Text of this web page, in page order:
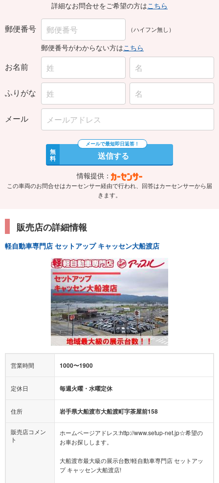
詳細なお問合せをご希望の方はこちら
郵便番号 （ハイフン無し）
郵便番号がわからない方はこちら
お名前
ふりがな
メール
無
料 送信する
情報提供：
この車両のお問合せはカーセンサー経由で行われ、回答はカーセンサーから届
きます。
販売店の詳細情報
軽自動車専門店 セットアップ キャッセン大船渡店
営業時間 1000〜1900
定休日 毎週火曜・水曜定休
住所 岩手県大船渡市大船渡町字茶屋前158
販売店コメン
ト
ホームページアドレス:http://www.setup-net.jp☆希望の
お車お探しします。
大船渡市最大級の展示台数!軽自動車専門店 セットアッ
プ キャッセン大船渡店!